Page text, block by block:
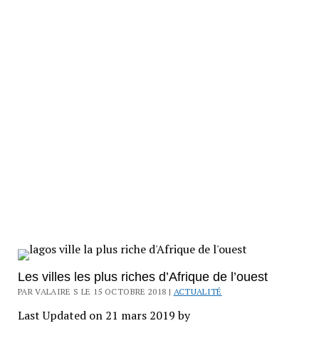
Les villes les plus riches d’Afrique de l’ouest
PAR VALAIRE S LE 15 OCTOBRE 2018 | ACTUALITÉ
Last Updated on 21 mars 2019 by